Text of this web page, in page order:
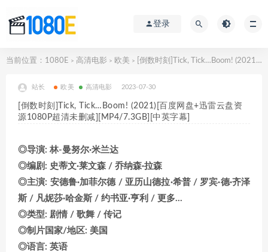
登录
当前位置： 1080E > 高清电影 > 欧美 > [倒数时刻]Tick, Tick…Boom! (2021)[百度网盘+迅雷云盘资源1080P超清未删减][MP4/7.3GB][中英字幕]
站长 欧美 高清电影 2023-07-30
[倒数时刻]Tick, Tick…Boom! (2021)[百度网盘+迅雷云盘资
源1080P超清未删减][MP4/7.3GB][中英字幕]
◎导演: 林-曼努尔·米兰达
◎编剧: 史蒂文·莱文森 / 乔纳森·拉森
◎主演: 安德鲁·加菲尔德 / 亚历山德拉·希普 / 罗宾·德·齐泽
斯 / 凡妮莎·哈金斯 / 约书亚·亨利 / 更多…
◎类型: 剧情 / 歌舞 / 传记
◎制片国家/地区: 美国
◎语言: 英语